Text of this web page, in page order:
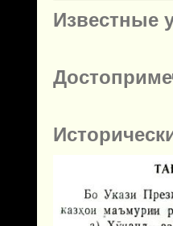
Известные